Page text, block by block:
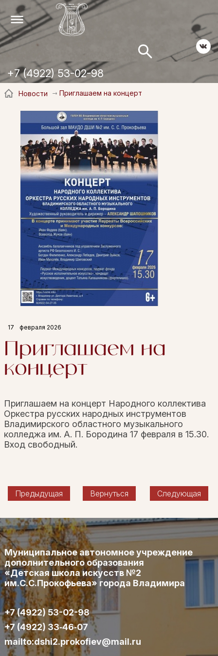
+7 (4922) 53-02-98
Новости Приглашаем на концерт
17 февраля 2026
Приглашаем на
концерт
Приглашаем на концерт Народного коллектива
Оркестра русских народных инструментов
Владимирского областного музыкального
колледжа им. А. П. Бородина 17 февраля в 15.30.
Вход свободный.
Предыдущая Вернуться Следующая
Муниципальное автономное учреждение
дополнительного образования
«Детская школа искусств №2
им.С.С.Прокофьева» города Владимира
+7 (4922) 53-02-98
+7 (4922) 33‑46‑07
mailto:dshi2.prokofiev@mail.ru